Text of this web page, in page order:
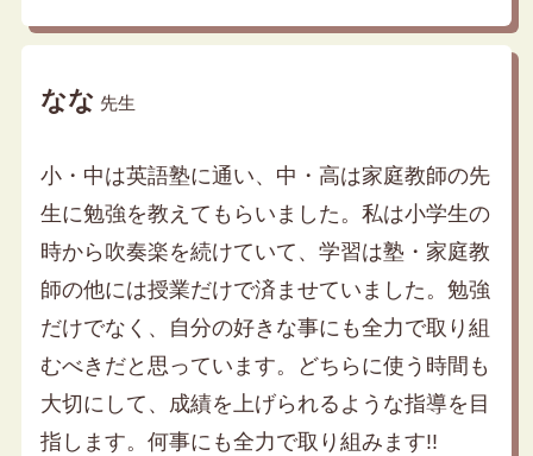
なな 先生
小・中は英語塾に通い、中・高は家庭教師の先
生に勉強を教えてもらいました。私は小学生の
時から吹奏楽を続けていて、学習は塾・家庭教
師の他には授業だけで済ませていました。勉強
だけでなく、自分の好きな事にも全力で取り組
むべきだと思っています。どちらに使う時間も
大切にして、成績を上げられるような指導を目
指します。何事にも全力で取り組みます!!